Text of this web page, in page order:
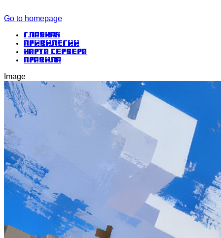
Go to homepage
Главная
Привилегии
Карта сервера
Правила
Image